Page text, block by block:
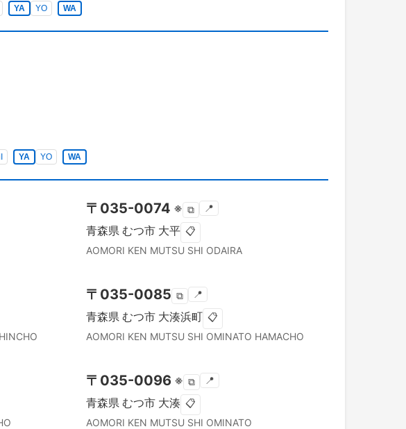
YA YO WA
YA YO WA
〒 035-0074 ※ ⧉ 📍
青森県 むつ市 大平 📋
AOMORI KEN MUTSU SHI ODAIRA
〒 035-0085 ⧉ 📍
青森県 むつ市 大湊浜町 📋
AOMORI KEN MUTSU SHI OMINATO HAMACHO
〒 035-0096 ※ ⧉ 📍
青森県 むつ市 大湊 📋
AOMORI KEN MUTSU SHI OMINATO